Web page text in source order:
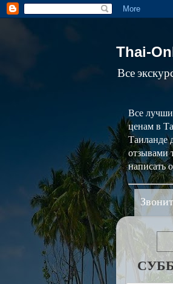
Thai-
Все
Все
ценам в
Таиланде
отзывами
написать